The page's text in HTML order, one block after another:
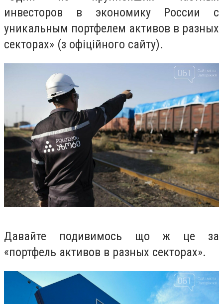
инвесторов в экономику России с
уникальным портфелем активов в разных
секторах» (з офіційного сайту).
Давайте подивимось що ж це за
«портфель активов в разных секторах».